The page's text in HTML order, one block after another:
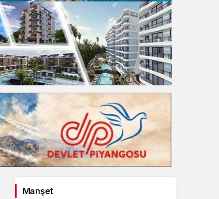
Sistem Modu
Sistem modunu seçin.
Manşet